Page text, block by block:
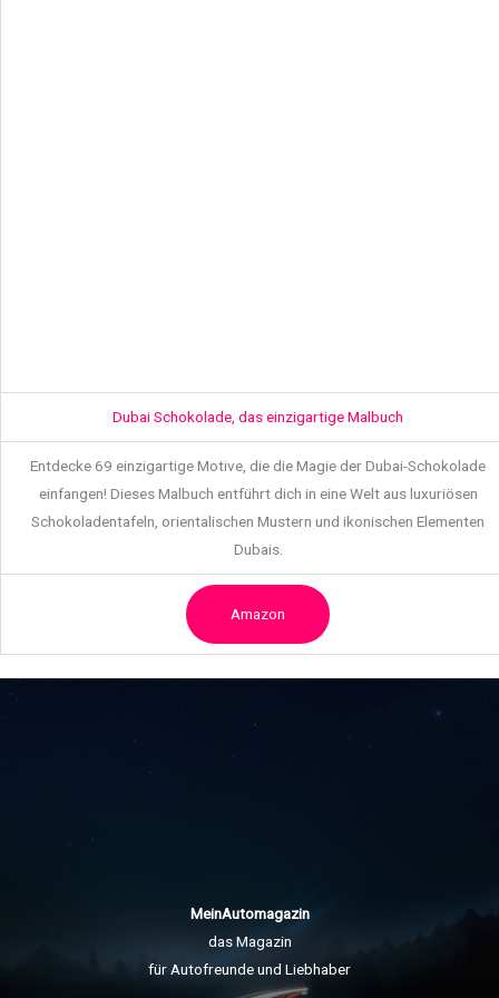
Dubai Schokolade, das einzigartige Malbuch
Entdecke 69 einzigartige Motive, die die Magie der Dubai-Schokolade
einfangen! Dieses Malbuch entführt dich in eine Welt aus luxuriösen
Schokoladentafeln, orientalischen Mustern und ikonischen Elementen
Dubais.
Amazon
MeinAutomagazin
das Magazin
für Autofreunde und Liebhaber